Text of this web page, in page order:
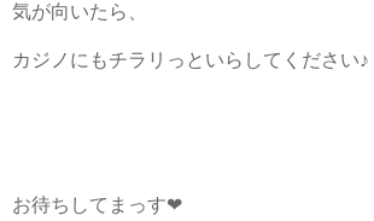
気が向いたら、
カジノにもチラリっと いらしてください♪
お待ちしてまっす❤